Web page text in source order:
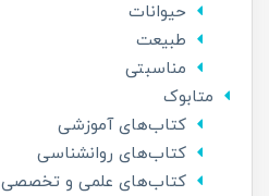
حیوانات
طبیعت
مناسبتی
متابوک
کتاب‌های آموزشی
کتاب‌های روانشناسی
کتاب‌‌های علمی و تخصصی